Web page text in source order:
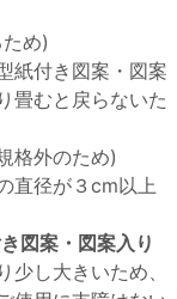
め)
紙付き図案・図案
畳むと戻らないた
格外のため)
直径が３cm以上
図案・図案入り
少し大きいため、